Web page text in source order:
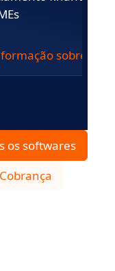
sobre Tide
os softwares
Cobrança